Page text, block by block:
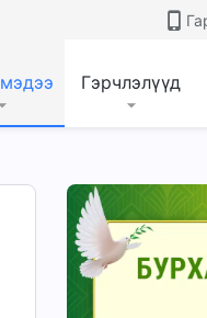
Гэрчлэлүүд